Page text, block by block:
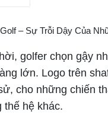
golfer chọn gậy
lớn. Logo trên
cho những chiến
thế hệ khác.